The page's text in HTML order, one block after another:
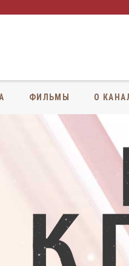
ФИЛЬМЫ О